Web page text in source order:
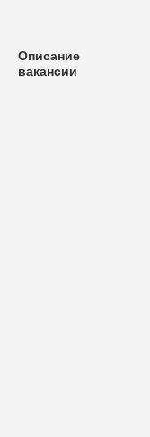
Описание
вакансии